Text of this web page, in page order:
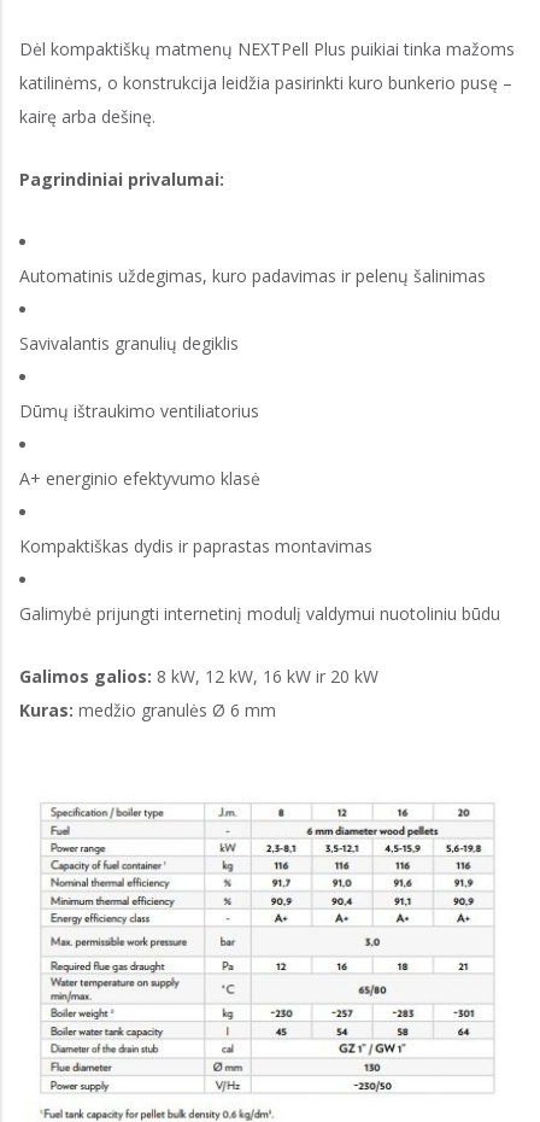
Dėl kompaktiškų matmenų NEXTPell Plus puikiai tinka mažoms
katilinėms, o konstrukcija leidžia pasirinkti kuro bunkerio pusę –
kairę arba dešinę.
Pagrindiniai privalumai:
Automatinis uždegimas, kuro padavimas ir pelenų šalinimas
Savivalantis granulių degiklis
Dūmų ištraukimo ventiliatorius
A+ energinio efektyvumo klasė
Kompaktiškas dydis ir paprastas montavimas
Galimybė prijungti internetinį modulį valdymui nuotoliniu būdu
Galimos galios: 8 kW, 12 kW, 16 kW ir 20 kW
Kuras: medžio granulės Ø 6 mm